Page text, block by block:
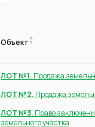
Объект
ЛОТ №1. Продажа
ЛОТ №2. Продажа
ЛОТ №3. Право
земельного участка